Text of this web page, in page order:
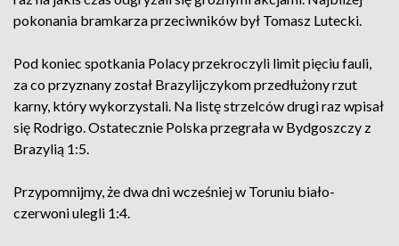
pokonania bramkarza przeciwników był Tomasz Lutecki.
Pod koniec spotkania Polacy przekroczyli limit pięciu fauli,
za co przyznany został Brazylijczykom przedłużony rzut
karny, który wykorzystali. Na listę strzelców drugi raz wpisał
się Rodrigo. Ostatecznie Polska przegrała w Bydgoszczy z
Brazylią 1:5.
Przypomnijmy, że dwa dni wcześniej w Toruniu biało-
czerwoni ulegli 1:4.